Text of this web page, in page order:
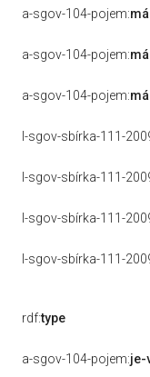
a-sgov-104-pojem:
a-sgov-104-pojem:
a-sgov-104-pojem:
l-sgov-sbírka-111-
l-sgov-sbírka-111-
l-sgov-sbírka-111-
l-sgov-sbírka-111-
rdf:type
a-sgov-104-pojem:je-